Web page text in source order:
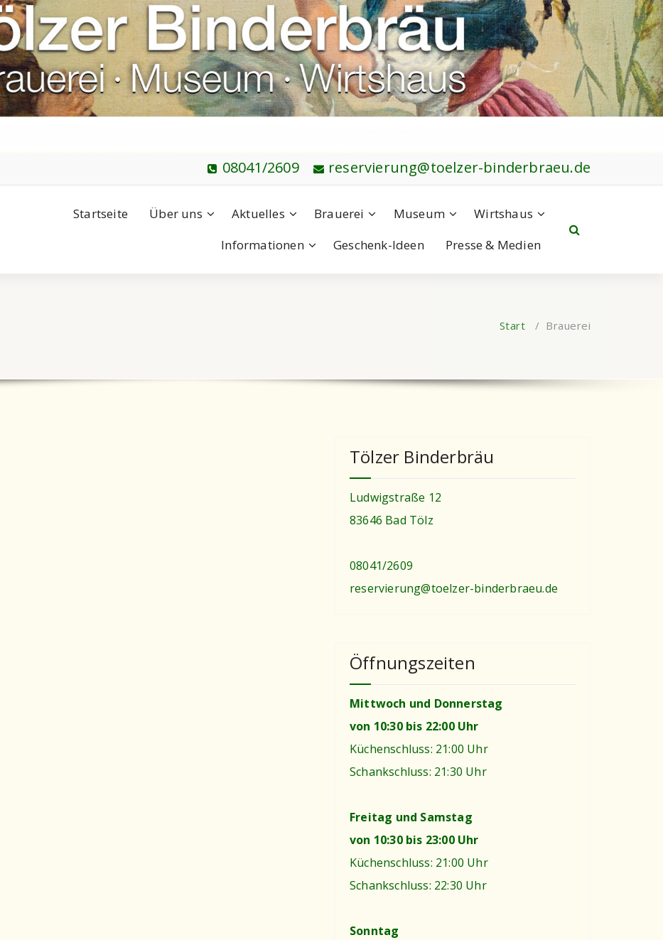
reservierung@toelzer-binderbraeu.de
08041/2609
Startseite Über uns Aktuelles Brauerei Museum
Wirtshaus
Informationen
Geschenk-Ideen Presse & Medien
Start / Brauerei
Tölzer Binderbräu
Ludwigstraße 12
83646 Bad Tölz
08041/2609
reservierung@toelzer-binderbraeu.de
Öffnungszeiten
Mittwoch und Donnerstag
von 10:30 bis 22:00 Uhr
Küchenschluss: 21:00 Uhr
Schankschluss: 21:30 Uhr
Freitag und Samstag
von 10:30 bis 23:00 Uhr
Küchenschluss: 21:00 Uhr
Schankschluss: 22:30 Uhr
Sonntag